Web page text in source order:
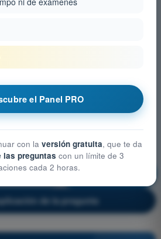
la aviación ¡Entrenamiento!
de la pregunta
el Panel PRO
con la versión gratuita, que te da
las preguntas con un límite de 3
cada 2 horas.